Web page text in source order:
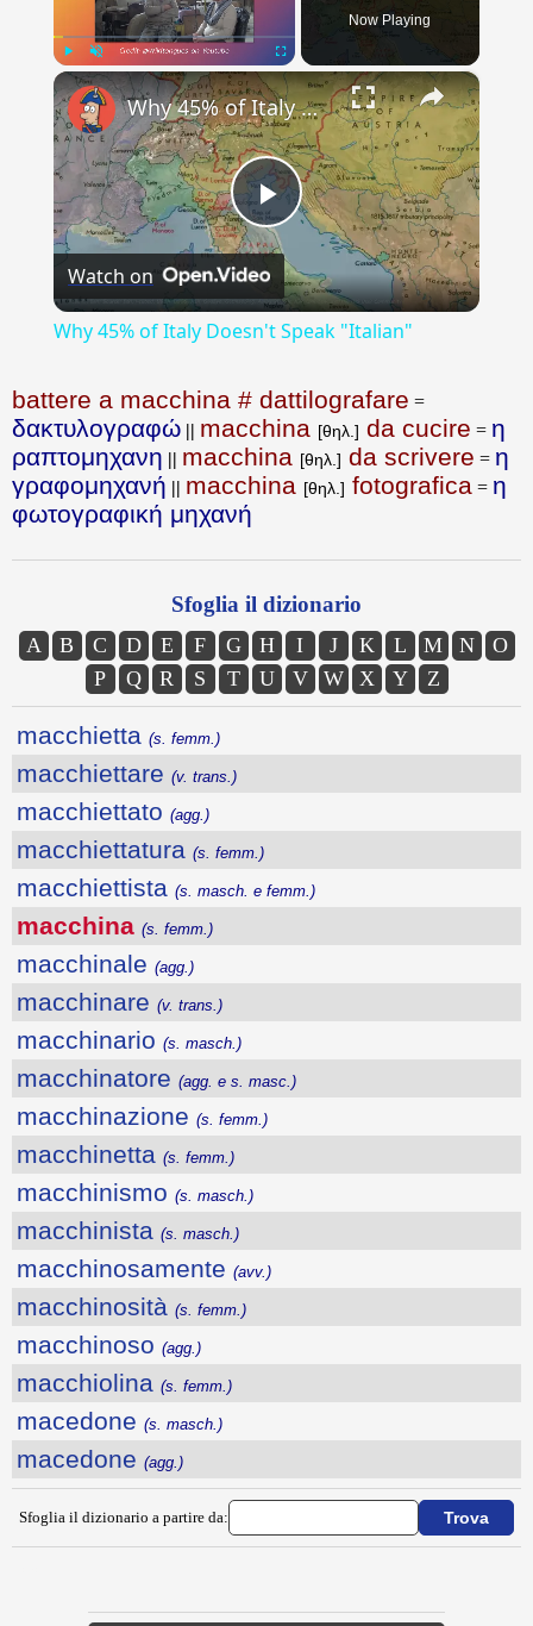
Play Unmute Fullscreen
Now Playing
×
Play
Video
Why 45% of Italy Doesn't Speak "Italian"
Watch on
Why 45% of Italy Doesn't Speak "Italian"
battere a macchina # dattilografare =
δακτυλογραφώ || macchina [θηλ.] da cucire = η
ραπτομηχανη || macchina [θηλ.] da scrivere = η
γραφομηχανή || macchina [θηλ.] fotografica = η
φωτογραφική μηχανή
Sfoglia il dizionario
A B C D E F G H I J K L M N
O
P
Q R S T U V W X Y Z
macchietta (s. femm.)
macchiettare (v. trans.)
macchiettato (agg.)
macchiettatura (s. femm.)
macchiettista (s. masch. e femm.)
macchina (s. femm.)
macchinale (agg.)
macchinare (v. trans.)
macchinario (s. masch.)
macchinatore (agg. e s. masc.)
macchinazione (s. femm.)
macchinetta (s. femm.)
macchinismo (s. masch.)
macchinista (s. masch.)
macchinosamente (avv.)
macchinosità (s. femm.)
macchinoso (agg.)
macchiolina (s. femm.)
macedone (s. masch.)
macedone (agg.)
Sfoglia il dizionario a partire da: